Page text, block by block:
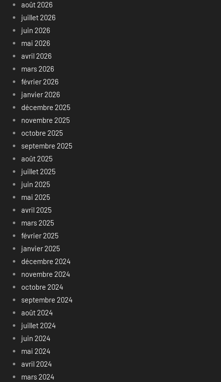
août 2026
juillet 2026
juin 2026
mai 2026
avril 2026
mars 2026
février 2026
janvier 2026
décembre 2025
novembre 2025
octobre 2025
septembre 2025
août 2025
juillet 2025
juin 2025
mai 2025
avril 2025
mars 2025
février 2025
janvier 2025
décembre 2024
novembre 2024
octobre 2024
septembre 2024
août 2024
juillet 2024
juin 2024
mai 2024
avril 2024
mars 2024